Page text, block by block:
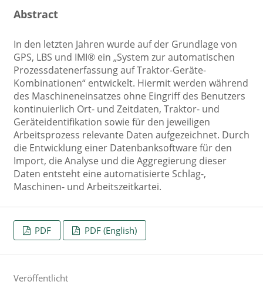
Abstract
In den letzten Jahren wurde auf der Grundlage von
GPS, LBS und IMI® ein „System zur automatischen
Prozessdatenerfassung auf Traktor-Geräte-
Kombinationen“ entwickelt. Hiermit werden während
des Maschineneinsatzes ohne Eingriff des Benutzers
kontinuierlich Ort- und Zeitdaten, Traktor- und
Geräteidentifikation sowie für den jeweiligen
Arbeitsprozess relevante Daten aufgezeichnet. Durch
die Entwicklung einer Datenbanksoftware für den
Import, die Analyse und die Aggregierung dieser
Daten entsteht eine automatisierte Schlag-,
Maschinen- und Arbeitszeitkartei.
PDF PDF (English)
Veröffentlicht